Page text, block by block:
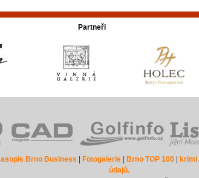
Partneři
Brno Business Fotogalerie| Brno TOP 100| krimi|
údajů.